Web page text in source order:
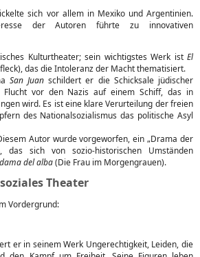
sich vor allem in Mexiko und Argentinien.
der Autoren führte zu innovativen
Kulturtheater; sein wichtigstes Werk ist El
das die Intoleranz der Macht thematisiert.
San Juan schildert er die Schicksale jüdischer
Flucht vor den Nazis auf einem Schiff, das in
wird. Es ist eine klare Verurteilung der freien
des Nationalsozialismus das politische Asyl
Autor wurde vorgeworfen, ein „Drama der
das sich von sozio-historischen Umständen
del alba(Die Frau im Morgengrauen).
Theater
Vordergrund:
er in seinem Werk Ungerechtigkeit, Leiden, die